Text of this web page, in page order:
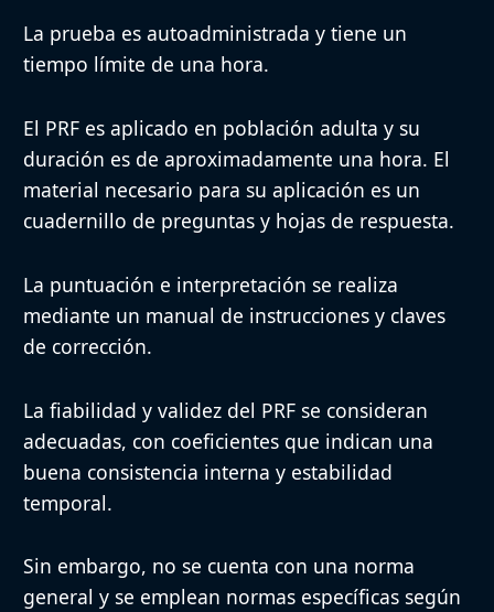
validez
específicas según la
Aplicaciones y
ventajas
Ampliamente utilizada en
clínica
Limitaciones
No es adecuada para la
mentales específicos
La prueba es autoadministrada y tiene un
tiempo límite de una hora.
El PRF es aplicado en población adulta y su
duración es de aproximadamente una hora. El
material necesario para su aplicación es un
cuadernillo de preguntas y hojas de respuesta.
La puntuación e interpretación se realiza
mediante un manual de instrucciones y claves
de corrección.
La fiabilidad y validez del PRF se consideran
adecuadas, con coeficientes que indican una
buena consistencia interna y estabilidad
temporal.
Sin embargo, no se cuenta con una norma
general y se emplean normas específicas según